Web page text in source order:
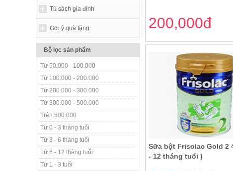
Tủ sách gia đình
Gợi ý quà tặng
Bộ lọc sản phẩm
Từ 50.000 - 100.000
Từ 100.000 - 200.000
Từ 200.000 - 300.000
Từ 300.000 - 500.000
Trên 500.000
Từ 0 - 3 tháng tuổi
Từ 3 - 6 tháng tuổi
Từ 6 - 12 tháng tuổi
Từ 1 - 3 tuổi
200,000đ
Sữa bột Frisolac Gold 2
- 12 tháng tuổi )